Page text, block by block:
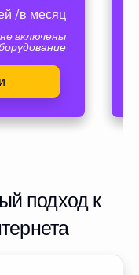
/в месяц
включены
подход к